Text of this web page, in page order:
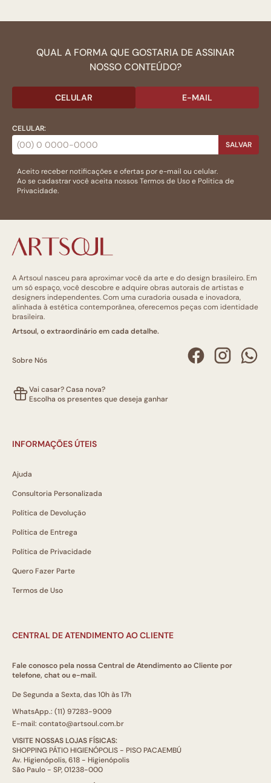
QUAL A FORMA QUE GOSTARIA DE ASSINAR
NOSSO CONTEÚDO?
CELULAR E-MAIL
CELULAR:
SALVAR
Aceito receber notificações e ofertas por e-mail ou celular.
Ao se cadastrar você aceita nossosTermos de Usoe Politica de
Privacidade.
A Artsoul nasceu para aproximar você da arte e do design brasileiro. Em
um só espaço, você descobre e adquire obras autorais de artistas e
designers independentes. Com uma curadoria ousada e inovadora,
alinhada à estética contemporânea, oferecemos peças com identidade
brasileira.
Artsoul, o extraordinário em cada detalhe.
Sobre Nós
Vai casar? Casa nova?
Escolha os presentes que deseja ganhar
INFORMAÇÕES ÚTEIS
Ajuda
Consultoria Personalizada
Política de Devolução
Política de Entrega
Política de Privacidade
Quero Fazer Parte
Termos de Uso
CENTRAL DE ATENDIMENTO AO CLIENTE
Fale conosco pela nossa Central de Atendimento ao Cliente por
telefone, chat ou e-mail.
De Segunda a Sexta, das 10h às 17h
WhatsApp.: (11) 97283-9009
E-mail: contato@artsoul.com.br
VISITE NOSSAS LOJAS FÍSICAS:
SHOPPING PÁTIO HIGIENÓPOLIS - PISO PACAEMBÚ
Av. Higienópolis, 618 - Higienópolis
São Paulo - SP, 01238-000